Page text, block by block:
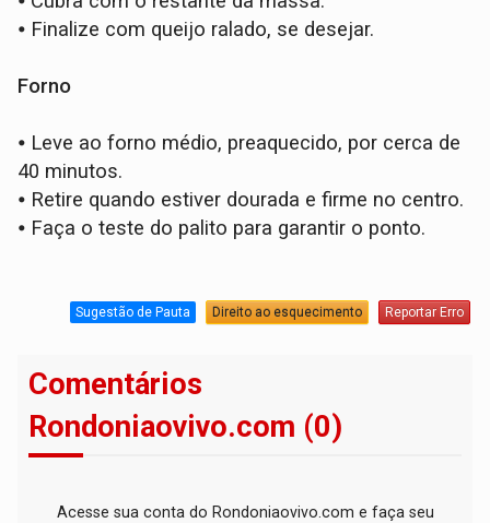
⦁ Finalize com queijo ralado, se desejar.
Forno
⦁ Leve ao forno médio, preaquecido, por cerca de
40 minutos.
⦁ Retire quando estiver dourada e firme no centro.
⦁ Faça o teste do palito para garantir o ponto.
Sugestão de Pauta Direito ao esquecimento Reportar Erro
Comentários
Rondoniaovivo.com (0)
Acesse sua conta do Rondoniaovivo.com e faça seu